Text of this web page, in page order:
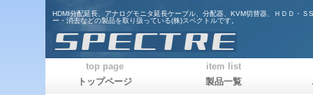
HDMI分配延長、アナログモニタ延長ケーブル、分配器、KVM切替器、ＨＤＤ・Ｓ
ー・消去などの製品を取り扱っている(株)スペクトルです。
top page
トップページ
item list
製品一覧